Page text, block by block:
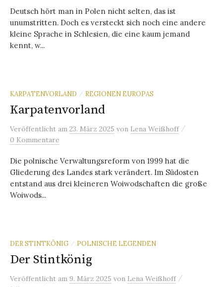
Deutsch hört man in Polen nicht selten, das ist
unumstritten. Doch es versteckt sich noch eine andere
kleine Sprache in Schlesien, die eine kaum jemand
kennt, w...
KARPATENVORLAND / REGIONEN EUROPAS
Karpatenvorland
Veröffentlicht am 23. März 2025 von Lena Weißhoff /
0 Kommentare
Die polnische Verwaltungsreform von 1999 hat die
Gliederung des Landes stark verändert. Im Südosten
entstand aus drei kleineren Woiwodschaften die große
Woiwods...
DER STINTKÖNIG / POLNISCHE LEGENDEN
Der Stintkönig
Veröffentlicht am 9. März 2025 von Lena Weißhoff /